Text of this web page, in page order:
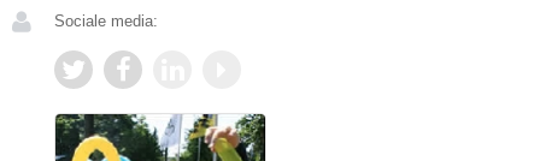
Sociale media: